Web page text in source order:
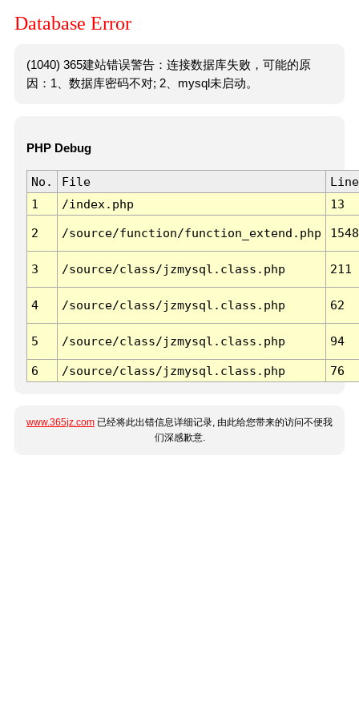
Database Error
(1040) 365建站错误警告：连接数据库失败，可能的原
因：1、数据库密码不对; 2、mysql未启动。
PHP Debug
No. File
Line
1
/index.php 13
2 /source/function/function_extend.php 1548
3 /source/class/jzmysql.class.php 211
4 /source/class/jzmysql.class.php 62
5 /source/class/jzmysql.class.php 94
6 /source/class/jzmysql.class.php 76
www.365jz.com 已经将此出错信息详细记录, 由此给您带来的访问不便我
们深感歉意.